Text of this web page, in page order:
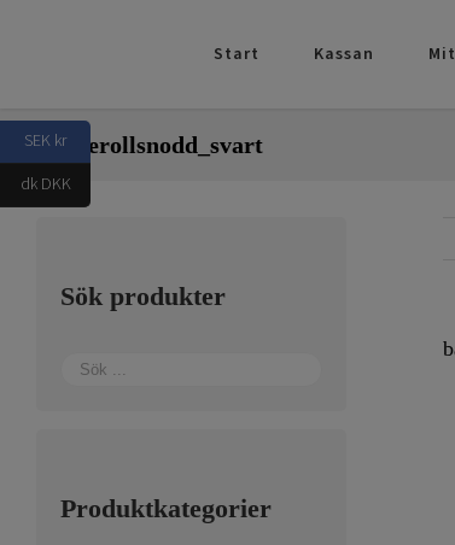
Start Kassan
banderollsnodd_svart
Sök produkter
Produktkategorier
SEK kr
dk DKK